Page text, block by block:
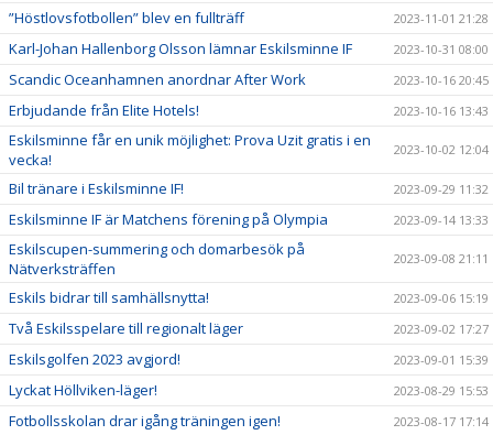
”Höstlovsfotbollen” blev en fullträff 2023-11-01 21:28
Karl-Johan Hallenborg Olsson lämnar Eskilsminne IF 2023-10-31 08:00
Scandic Oceanhamnen anordnar After Work 2023-10-16 20:45
Erbjudande från Elite Hotels! 2023-10-16 13:43
Eskilsminne får en unik möjlighet: Prova Uzit gratis i en
vecka!
2023-10-02 12:04
Bil tränare i Eskilsminne IF! 2023-09-29 11:32
Eskilsminne IF är Matchens förening på Olympia 2023-09-14 13:33
Eskilscupen-summering och domarbesök på
Nätverksträffen
2023-09-08 21:11
Eskils bidrar till samhällsnytta! 2023-09-06 15:19
Två Eskilsspelare till regionalt läger 2023-09-02 17:27
Eskilsgolfen 2023 avgjord! 2023-09-01 15:39
Lyckat Höllviken-läger! 2023-08-29 15:53
Fotbollsskolan drar igång träningen igen! 2023-08-17 17:14